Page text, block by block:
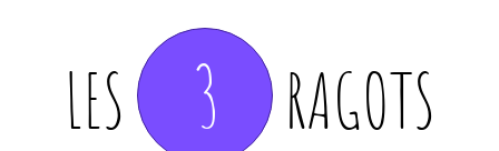
LES 3 RAGOTS